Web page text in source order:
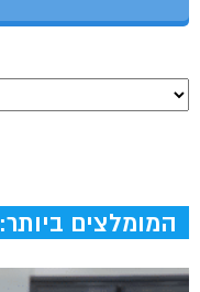
המומלצים ביותר: